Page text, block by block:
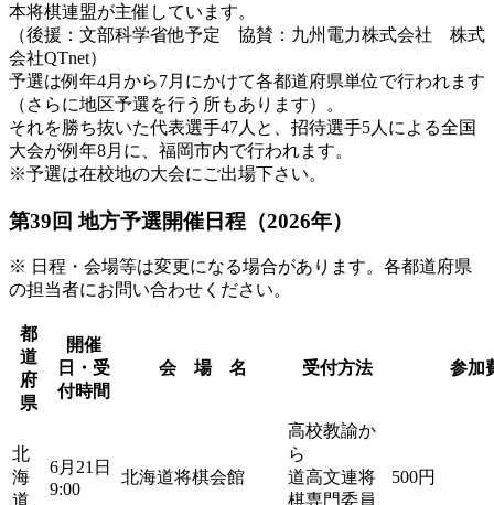
本将棋連盟が主催しています。
（後援：文部科学省他予定 協賛：九州電力株式会社 株式
会社QTnet）
予選は例年4月から7月にかけて各都道府県単位で行われます
（さらに地区予選を行う所もあります）。
それを勝ち抜いた代表選手47人と、招待選手5人による全国
大会が例年8月に、福岡市内で行われます。
※予選は在校地の大会にご出場下さい。
第39回 地方予選開催日程（2026年）
※ 日程・会場等は変更になる場合があります。各都道府県
の担当者にお問い合わせください。
都
道
府
県
開催
日・受
付時間
会 場 名 受付方法 参加
北
海
道
6月21日
9:00
北海道将棋会館
高校教諭か
ら
道高文連将
棋専門委員
500円